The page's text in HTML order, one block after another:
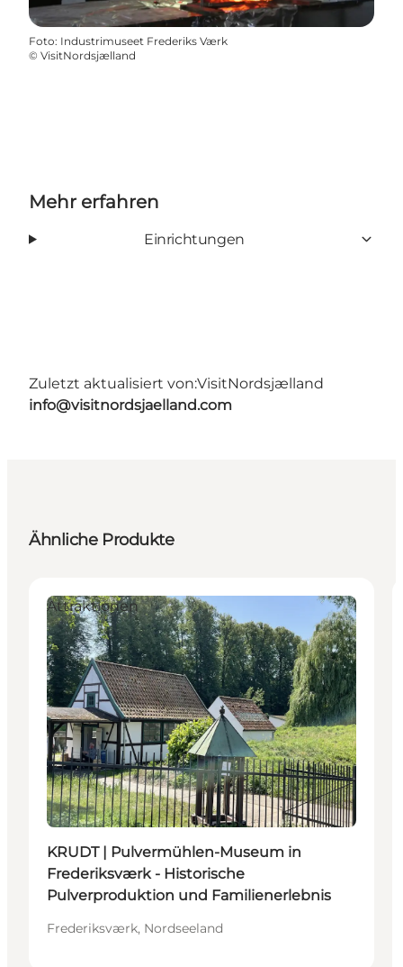
Foto: Industrimuseet Frederiks Værk
© VisitNordsjælland
Mehr erfahren
Einrichtungen
Zuletzt aktualisiert von:VisitNordsjælland
info@visitnordsjaelland.com
Ähnliche Produkte
Attraktionen
KRUDT | Pulvermühlen-Museum in
Frederiksværk - Historische
Pulverproduktion und Familienerlebnis
Frederiksværk, Nordseeland